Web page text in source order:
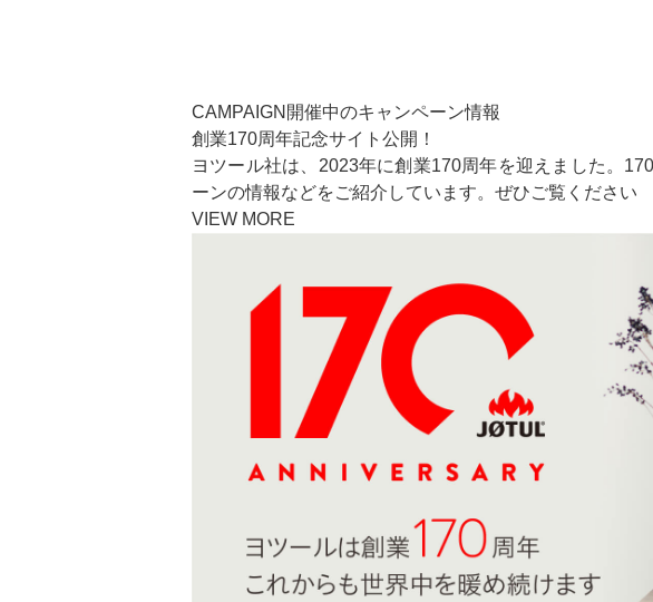
CAMPAIGN 開催中のキャンペーン情報
創業170周年記念サイト公開！
ヨツール社は、2023年に創業170周年を迎えました。
ーンの情報などをご紹介しています。ぜひご覧ください
VIEW MORE